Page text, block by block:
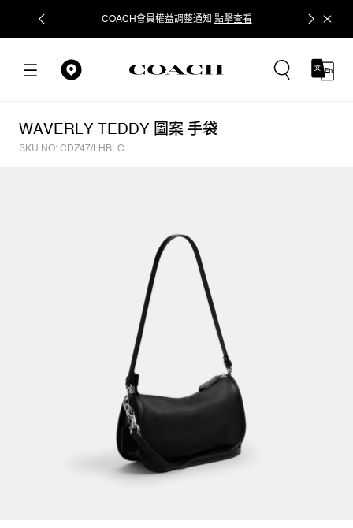
COACH會員權益調整通知 點擊查看 立即追蹤
WAVERLY TEDDY 圖案 手袋
SKU NO: CDZ47/LHBLC